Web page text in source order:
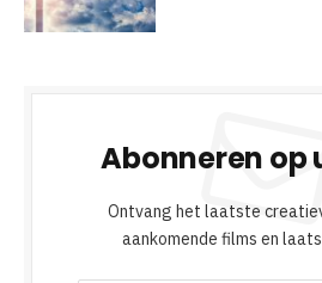
Abonneren op
Ontvang het laatste
aankomende films en